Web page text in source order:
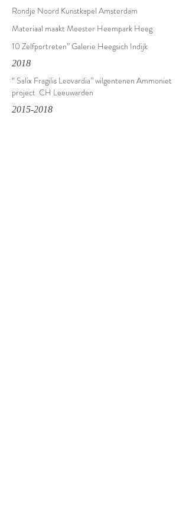
Rondje Noord Kunstkapel Amsterdam
Materiaal maakt Meester Heempark Heeg
10 Zelfportreten” Galerie Heegsich Indijk
2018
“ Salix Fragilis Leovardia” wilgentenen Ammoniet
project CH Leeuwarden
2015-2018